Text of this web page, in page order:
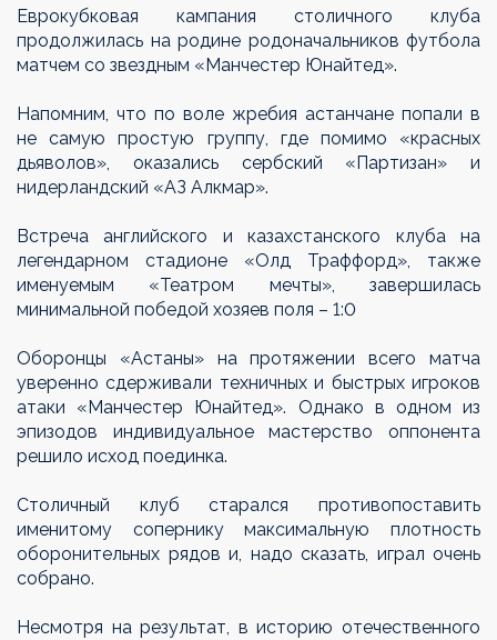
Еврокубковая кампания столичного клуба
продолжилась на родине родоначальников футбола
матчем со звездным «Манчестер Юнайтед».
Напомним, что по воле жребия астанчане попали в
не самую простую группу, где помимо «красных
дьяволов», оказались сербский «Партизан» и
нидерландский «АЗ Алкмар».
Встреча английского и казахстанского клуба на
легендарном стадионе «Олд Траффорд», также
именуемым «Театром мечты», завершилась
минимальной победой хозяев поля – 1:0
Оборонцы «Астаны» на протяжении всего матча
уверенно сдерживали техничных и быстрых игроков
атаки «Манчестер Юнайтед». Однако в одном из
эпизодов индивидуальное мастерство оппонента
решило исход поединка.
Столичный клуб старался противопоставить
именитому сопернику максимальную плотность
оборонительных рядов и, надо сказать, играл очень
собрано.
Несмотря на результат, в историю отечественного